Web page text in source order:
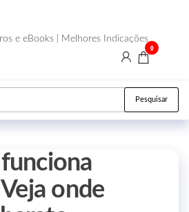
e eBooks | Melhores Indicações
0
Pesquisar
onde